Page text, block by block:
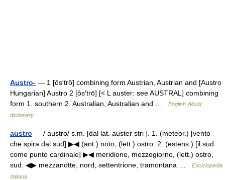
Austro- — 1 [ôs′trō] combining form Austrian, Austrian and [Austro
Hungarian] Austro 2 [ôs′trō] [< L auster: see AUSTRAL] combining
form 1. southern 2. Australian, Australian and …
English World
dictionary
austro — / austro/ s.m. [dal lat. auster stri ]. 1. (meteor.) [vento
che spira dal sud] ▶◀ (ant.) noto, (lett.) ostro. 2. (estens.) [il sud
come punto cardinale] ▶◀ meridione, mezzogiorno, (lett.) ostro,
sud. ◀▶ mezzanotte, nord, settentrione, tramontana …
Enciclopedia
Italiana